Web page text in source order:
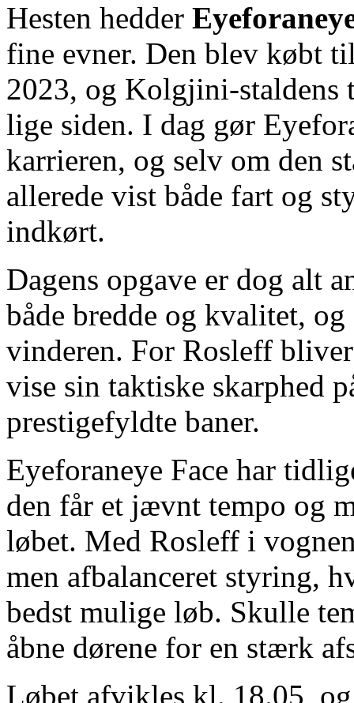
Hesten hedder
fine evner. Den blev købt
2023, og
lige siden. I dag gør
karrieren, og selv om den
allerede vist både fart og
indkørt.
Dagens opgave er dog alt
både bredde og kvalitet,
vinderen. For Rosleff
vise sin taktiske skarphed
prestigefyldte baner.
Eyeforaneye Face har
den får et jævnt tempo og
løbet. Med Rosleff i
men afbalanceret styring,
bedst mulige løb. Skulle
åbne dørene for en stærk
Løbet afvikles kl. 18.05,